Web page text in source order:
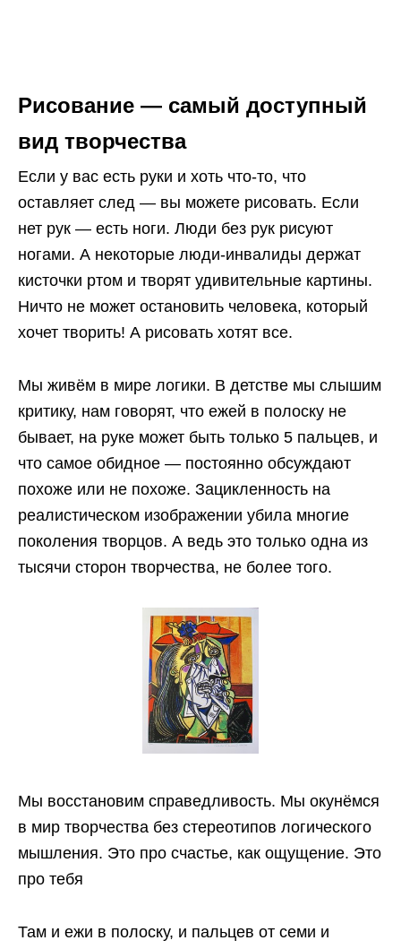
Рисование — самый доступный
вид творчества
Если у вас есть руки и хоть что-то, что
оставляет след — вы можете рисовать. Если
нет рук — есть ноги. Люди без рук рисуют
ногами. А некоторые люди-инвалиды держат
кисточки ртом и творят удивительные картины.
Ничто не может остановить человека, который
хочет творить! А рисовать хотят все.
Мы живём в мире логики. В детстве мы слышим
критику, нам говорят, что ежей в полоску не
бывает, на руке может быть только 5 пальцев, и
что самое обидное — постоянно обсуждают
похоже или не похоже. Зацикленность на
реалистическом изображении убила многие
поколения творцов. А ведь это только одна из
тысячи сторон творчества, не более того.
Мы восстановим справедливость. Мы окунёмся
в мир творчества без стереотипов логического
мышления. Это про счастье, как ощущение. Это
про тебя
Там и ежи в полоску, и пальцев от семи и